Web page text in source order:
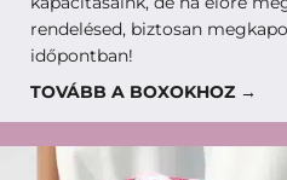
rendelésed, biztosan
időpontban!
TOVÁBB A BOXOKHOZ →